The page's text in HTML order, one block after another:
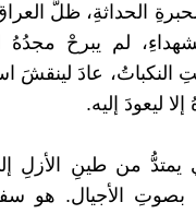
الحداثةِ، ظلَّ
الشهداءِ، لم يبرحْ
النكباتُ، عادَ لينقشَ
ليعودَ إليه.
يمتدُّ من طينِ الأزلِ
الأجيال. هو سفرُ